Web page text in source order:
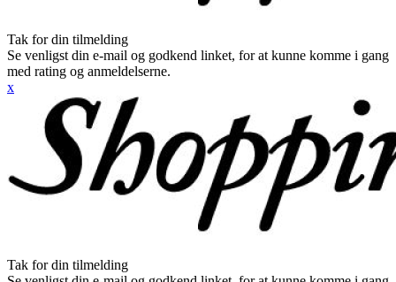
Tak for din tilmelding
Se venligst din e-mail og godkend linket, for at kunne komme i gang
med rating og anmeldelserne.
x
Tak for din tilmelding